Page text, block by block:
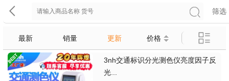
筛选
最新 销量 更新 价格
3nh交通标识分光测色仪亮度因子反
光...